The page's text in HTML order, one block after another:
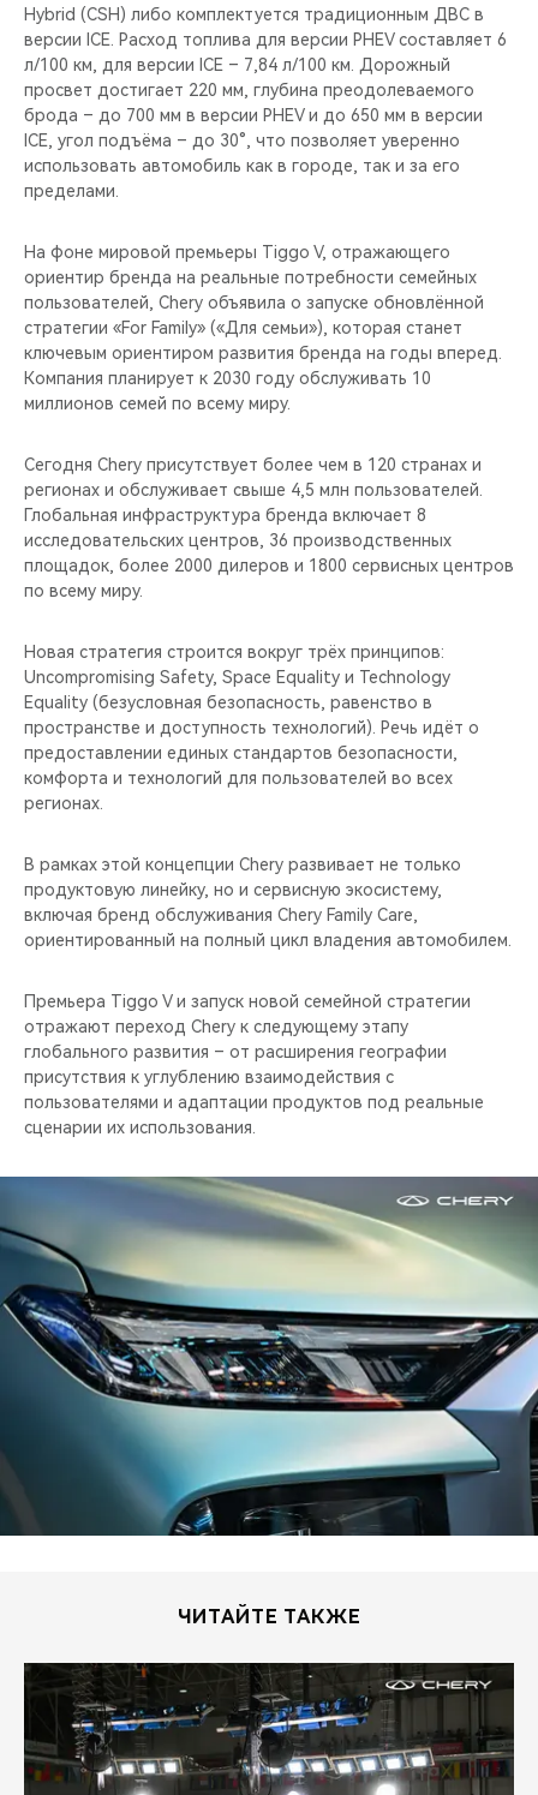
Hybrid (CSH) либо комплектуется традиционным ДВС в
версии ICE. Расход топлива для версии PHEV составляет 6
л/100 км, для версии ICE – 7,84 л/100 км. Дорожный
просвет достигает 220 мм, глубина преодолеваемого
брода – до 700 мм в версии PHEV и до 650 мм в версии
ICE, угол подъёма – до 30°, что позволяет уверенно
использовать автомобиль как в городе, так и за его
пределами.
На фоне мировой премьеры Tiggo V, отражающего
ориентир бренда на реальные потребности семейных
пользователей, Chery объявила о запуске обновлённой
стратегии «For Family» («Для семьи»), которая станет
ключевым ориентиром развития бренда на годы вперед.
Компания планирует к 2030 году обслуживать 10
миллионов семей по всему миру.
Сегодня Chery присутствует более чем в 120 странах и
регионах и обслуживает свыше 4,5 млн пользователей.
Глобальная инфраструктура бренда включает 8
исследовательских центров, 36 производственных
площадок, более 2000 дилеров и 1800 сервисных центров
по всему миру.
Новая стратегия строится вокруг трёх принципов:
Uncompromising Safety, Space Equality и Technology
Equality (безусловная безопасность, равенство в
пространстве и доступность технологий). Речь идёт о
предоставлении единых стандартов безопасности,
комфорта и технологий для пользователей во всех
регионах.
В рамках этой концепции Chery развивает не только
продуктовую линейку, но и сервисную экосистему,
включая бренд обслуживания Chery Family Care,
ориентированный на полный цикл владения автомобилем.
Премьера Tiggo V и запуск новой семейной стратегии
отражают переход Chery к следующему этапу
глобального развития – от расширения географии
присутствия к углублению взаимодействия с
пользователями и адаптации продуктов под реальные
сценарии их использования.
ЧИТАЙТЕ ТАКЖЕ